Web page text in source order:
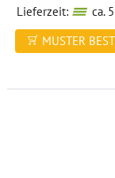
Lieferzeit:
ca.
MUSTER